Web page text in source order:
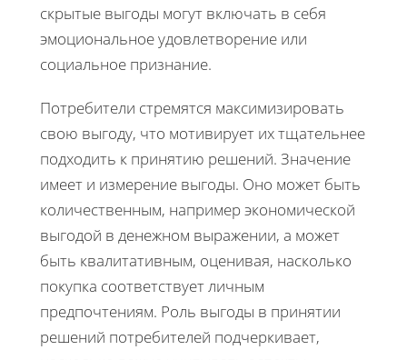
скрытые выгоды могут включать в себя
эмоциональное удовлетворение или
социальное признание.
Потребители стремятся максимизировать
свою выгоду, что мотивирует их тщательнее
подходить к принятию решений. Значение
имеет и измерение выгоды. Оно может быть
количественным, например экономической
выгодой в денежном выражении, а может
быть квалитативным, оценивая, насколько
покупка соответствует личным
предпочтениям. Роль выгоды в принятии
решений потребителей подчеркивает,